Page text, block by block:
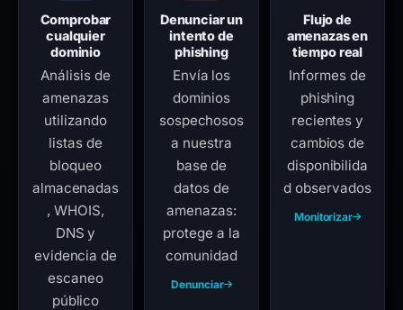
Comprobar
cualquier
dominio
Análisis de
amenazas
utilizando
listas de
bloqueo
almacenadas
, WHOIS,
DNS y
evidencia de
escaneo
público
Denunciar un
intento de
phishing
Envía los
dominios
sospechosos
a nuestra
base de
datos de
amenazas:
protege a la
comunidad
Denunciar
Flujo de
amenazas en
tiempo real
Informes de
phishing
recientes y
cambios de
disponibilida
d observados
Monitorizar